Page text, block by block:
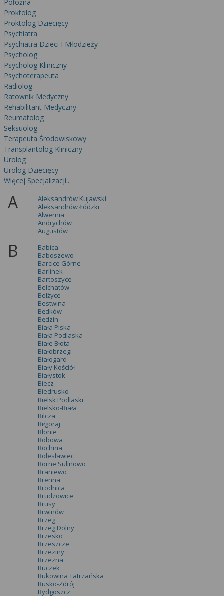
Proktolog
Proktolog Dziecięcy
Psychiatra
Psychiatra Dzieci I Młodzieży
Psycholog
Psycholog Kliniczny
Psychoterapeuta
Radiolog
Ratownik Medyczny
Rehabilitant Medyczny
Reumatolog
Seksuolog
Terapeuta Środowiskowy
Transplantolog Kliniczny
Urolog
Urolog Dziecięcy
Więcej Specjalizacji...
A
Aleksandrów Kujawski
Aleksandrów Łódzki
Alwernia
Andrychów
Augustów
B
Babica
Baboszewo
Barcice Górne
Barlinek
Bartoszyce
Bełchatów
Bełżyce
Bestwina
Będków
Będzin
Biała Piska
Biała Podlaska
Białe Błota
Białobrzegi
Białogard
Biały Kościół
Białystok
Biecz
Biedrusko
Bielsk Podlaski
Bielsko-Biała
Bilcza
Biłgoraj
Błonie
Bobowa
Bochnia
Bolesławiec
Borne Sulinowo
Braniewo
Brenna
Brodnica
Brudzowice
Brusy
Brwinów
Brzeg
Brzeg Dolny
Brzesko
Brzeszcze
Brzeziny
Brzezna
Buczek
Bukowina Tatrzańska
Busko-Zdrój
Bydgoszcz